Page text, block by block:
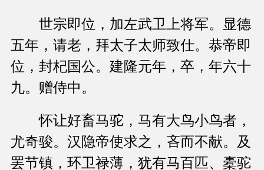
世宗即位，加左武卫上将军。显德
五年，请老，拜太子太师致仕。恭帝即
位，封杞国公。建隆元年，卒，年六十
九。赠侍中。
怀让好畜马驼，马有大鸟小鸟者，
尤奇骏。汉隐帝使求之，吝而不献。及
罢节镇，环卫禄薄，犹有马百匹、橐驼